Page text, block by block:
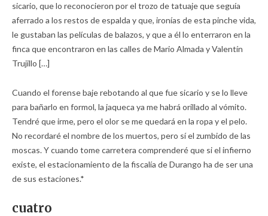
sicario, que lo reconocieron por el trozo de tatuaje que seguía
aferrado a los restos de espalda y que, ironías de esta pinche vida,
le gustaban las películas de balazos, y que a él lo enterraron en la
finca que encontraron en las calles de Mario Almada y Valentín
Trujillo […]
Cuando el forense baje rebotando al que fue sicario y se lo lleve
para bañarlo en formol, la jaqueca ya me habrá orillado al vómito.
Tendré que irme, pero el olor se me quedará en la ropa y el pelo.
No recordaré el nombre de los muertos, pero sí el zumbido de las
moscas. Y cuando tome carretera comprenderé que si el infierno
existe, el estacionamiento de la fiscalía de Durango ha de ser una
de sus estaciones.*
cuatro